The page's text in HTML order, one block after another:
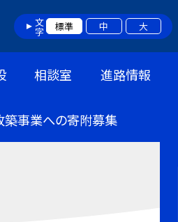
文字 標準 中 大
相談室 進路情報
築事業への寄附募集